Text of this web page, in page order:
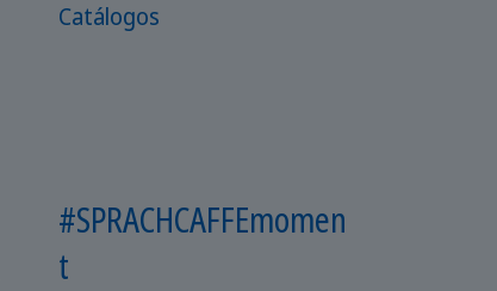
Catálogos
#SPRACHCAFFEmomen
t